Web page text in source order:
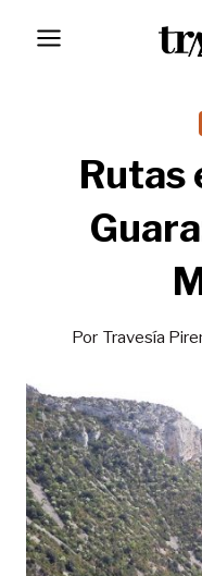
Rutas
Por Travesía